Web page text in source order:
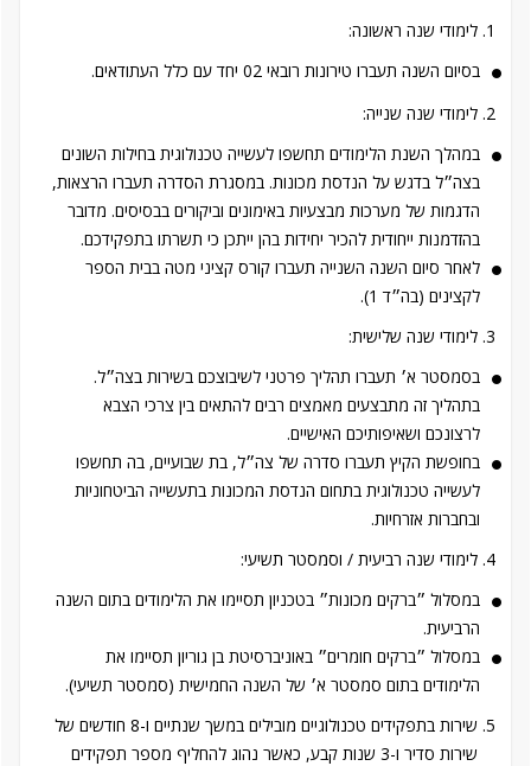
לימודי שנה ראשונה:
בסיום השנה תעברו טירונות רובאי 02 יחד עם כלל העתודאים.
לימודי שנה שנייה:
במהלך השנת הלימודים תחשפו לעשייה טכנולוגית בחילות השונים
בצה״ל בדגש על הנדסת מכונות. במסגרת הסדרה תעברו הרצאות,
הדגמות של מערכות מבצעיות באימונים וביקורים בבסיסים. מדובר
בהזדמנות ייחודית להכיר יחידות בהן ייתכן כי תשרתו בתפקידכם.
לאחר סיום השנה השנייה תעברו קורס קציני מטה בבית הספר
לקצינים (בה״ד 1).
לימודי שנה שלישית:
בסמסטר א׳ תעברו תהליך פרטני לשיבוצכם בשירות בצה״ל.
בתהליך זה מתבצעים מאמצים רבים להתאים בין צרכי הצבא
לרצונכם ושאיפותיכם האישיים.
בחופשת הקיץ תעברו סדרה של צה״ל, בת שבועיים, בה תחשפו
לעשייה טכנולוגית בתחום הנדסת המכונות בתעשייה הביטחוניות
ובחברות אזרחיות.
לימודי שנה רביעית / וסמסטר תשיעי:
במסלול ״ברקים מכונות״ בטכניון תסיימו את הלימודים בתום השנה
הרביעית.
במסלול ״ברקים חומרים״ באוניברסיטת בן גוריון תסיימו את
הלימודים בתום סמסטר א׳ של השנה החמישית (סמסטר תשיעי).
שירות בתפקידים טכנולוגיים מובילים במשך שנתיים ו-8 חודשים של
שירות סדיר ו-3 שנות קבע, כאשר נהוג להחליף מספר תפקידים